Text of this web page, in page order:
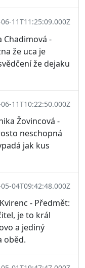
11T11:25:09.000Z
Chadimová -
že uca je
že dejaku
11T10:22:50.000Z
Žovincová -
neschopná
jak kus
04T09:42:48.000Z
- Předmět:
je to král
a jediný
oběd.